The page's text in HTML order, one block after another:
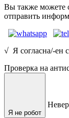
Вы также можете
отправить
√ Я согласна/-ен с
Проверка на
Я не робот